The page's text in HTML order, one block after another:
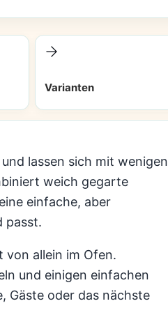
Varianten
lassen sich mit wenigen
weich gegarte
einfache, aber
passt.
von allein im Ofen.
und einigen einfachen
Gäste oder das nächste